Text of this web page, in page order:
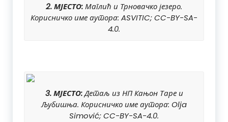
2. МЈЕСТО:Маглић и Трновачко језеро.
Корисничко име аутора: ASVITIC; CC-BY-SA-
4.0.
3. МЈЕСТО:Детаљ из НП Кањон Таре и
Љубишња. Корисничко име аутора: Olja
Simović; CC-BY-SA-4.0.